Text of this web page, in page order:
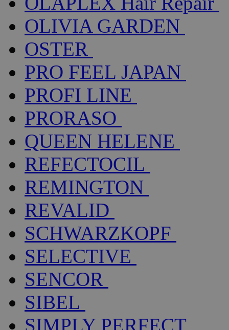
OLIVIA GARDEN
OSTER
PRO FEEL JAPAN
PROFI LINE
PRORASO
QUEEN HELENE
REFECTOCIL
REMINGTON
REVALID
SCHWARZKOPF
SELECTIVE
SENCOR
SIBEL
SIMPLY PERFECT